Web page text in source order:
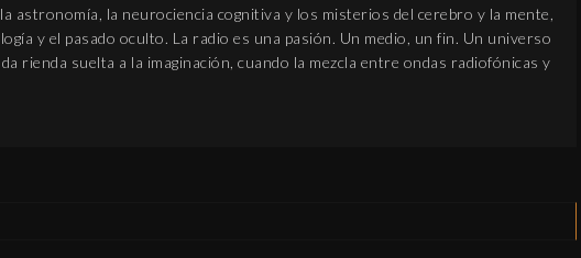
astronomía, la neurociencia cognitiva y los misterios del cerebro y la mente,
y el pasado oculto. La radio es una pasión. Un medio, un fin. Un universo
rienda suelta a la imaginación, cuando la mezcla entre ondas radiofónicas y